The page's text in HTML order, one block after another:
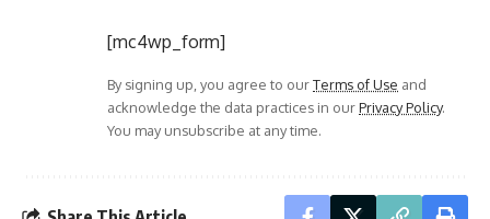
[mc4wp_form]
By signing up, you agree to ourTerms of Use and
acknowledge the data practices in ourPrivacy Policy.
You may unsubscribe at any time.